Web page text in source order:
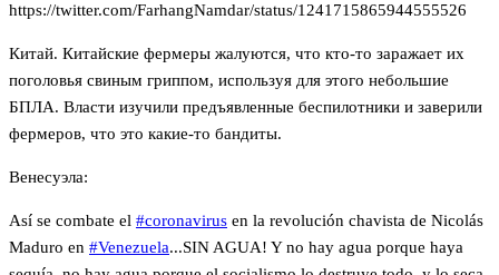
https://twitter.com/FarhangNamdar/status/1241715865944555526
Китай. Китайские фермеры жалуются, что кто-то заражает их
поголовья свиным гриппом, используя для этого небольшие
БПЛА. Власти изучили предъявленные беспилотники и заверили
фермеров, что это какие-то бандиты.
Венесуэла:
Así se combate el #coronavirus en la revolución chavista de Nicolás
Maduro en #Venezuela...SIN AGUA! Y no hay agua porque haya